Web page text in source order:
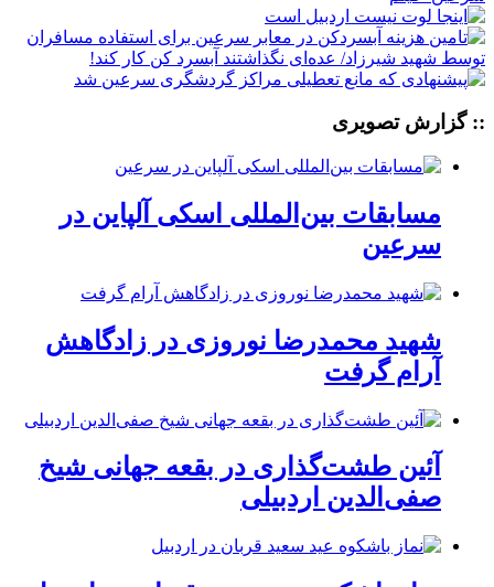
:: گزارش تصویری
مسابقات بین‌المللی اسکی آلپاین در
سرعین
شهید محمدرضا نوروزی در زادگاهش
آرام گرفت
آئین طشت‌گذاری در بقعه جهانی شیخ
صفی‌الدین اردبیلی